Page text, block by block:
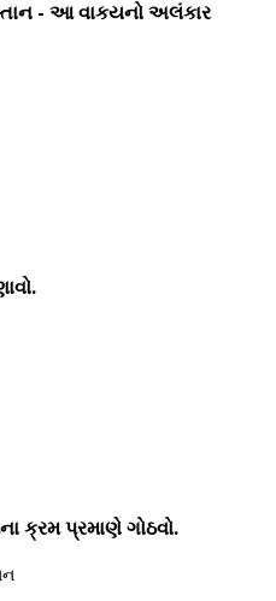
- આ વાકયનો અલંકાર
ક્રમ પ્રમાણે ગોઠવો.